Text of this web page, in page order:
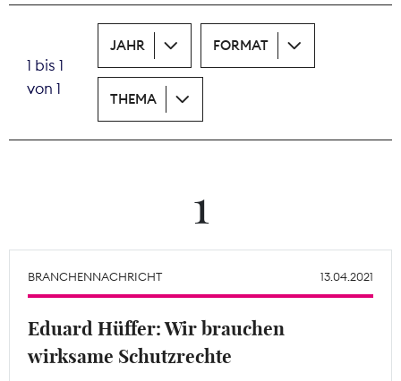
Print
Recht
Tarifpolitik
Theodor-Wolff-Preis
Mitgliederbereich
1 bis 1
von 1
JAHR FORMAT
THEMA
1
BRANCHENNACHRICHT 13.04.2021
Eduard Hüffer: Wir brauchen
wirksame Schutzrechte